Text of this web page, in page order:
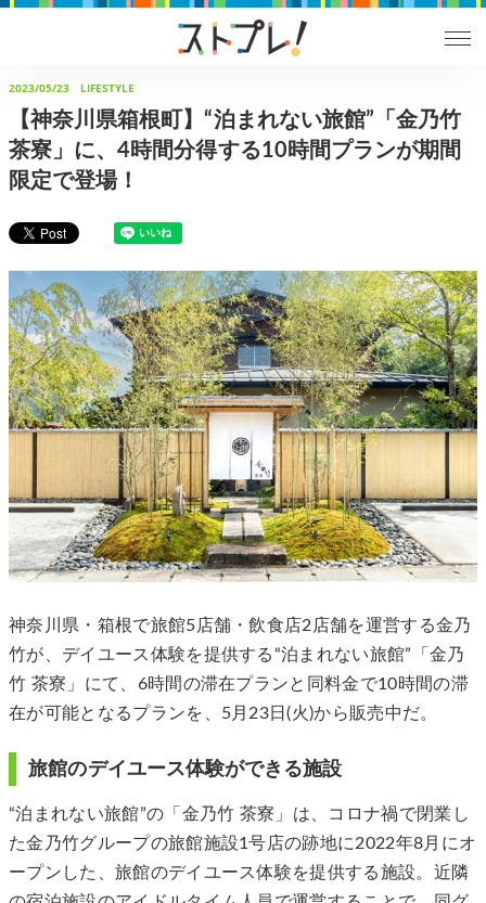
2023/05/23 LIFESTYLE
【神奈川県箱根町】“泊まれない旅館”「金乃竹
茶寮」に、4時間分得する10時間プランが期間
限定で登場！
神奈川県・箱根で旅館5店舗・飲食店2店舗を運営する金乃
竹が、デイユース体験を提供する“泊まれない旅館”「金乃
竹 茶寮」にて、6時間の滞在プランと同料金で10時間の滞
在が可能となるプランを、5月23日(火)から販売中だ。
旅館のデイユース体験ができる施設
“泊まれない旅館”の「金乃竹 茶寮」は、コロナ禍で閉業し
た金乃竹グループの旅館施設1号店の跡地に2022年8月にオ
ープンした、旅館のデイユース体験を提供する施設。近隣